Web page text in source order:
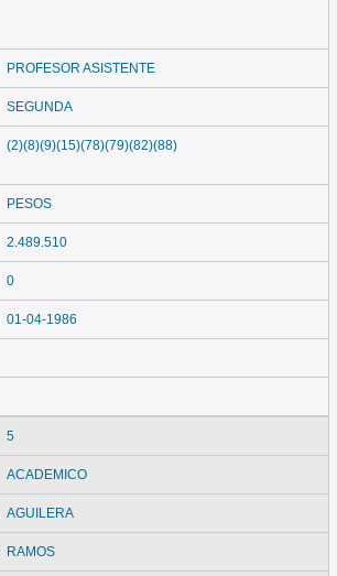
PROFESOR ASISTENTE
SEGUNDA
(2)(8)(9)(15)(78)(79)(82)(88)
PESOS
2.489.510
0
01-04-1986
5
ACADEMICO
AGUILERA
RAMOS